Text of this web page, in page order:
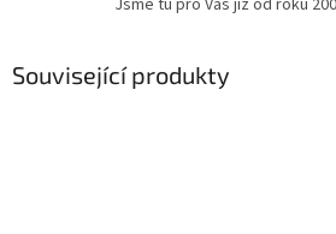
Související produkty